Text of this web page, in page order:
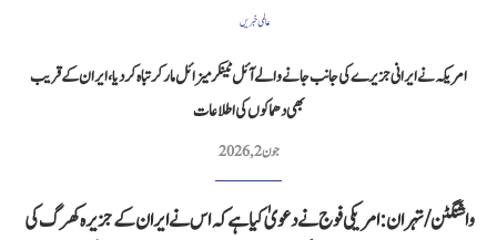
عالمی خبریں
امریکہ نے ایرانی جزیرے کی جانب جانے والے آئل ٹینکر میزائل مار کر تباہ کر دیا، ایران کے قریب
بھی دھماکوں کی اطلاعات
جون 2, 2026
واشنگٹن/تہران: امریکی فوج نے دعویٰ کیا ہے کہ اس نے ایران کے جزیرہ کھرگ کی